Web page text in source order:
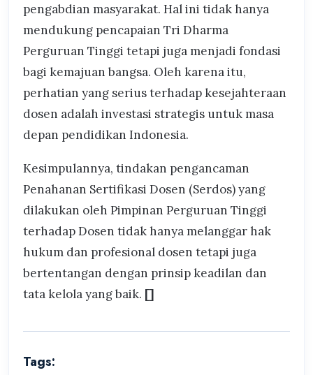
pengabdian masyarakat. Hal ini tidak hanya
mendukung pencapaian Tri Dharma
Perguruan Tinggi tetapi juga menjadi fondasi
bagi kemajuan bangsa. Oleh karena itu,
perhatian yang serius terhadap kesejahteraan
dosen adalah investasi strategis untuk masa
depan pendidikan Indonesia.
Kesimpulannya, tindakan pengancaman
Penahanan Sertifikasi Dosen (Serdos) yang
dilakukan oleh Pimpinan Perguruan Tinggi
terhadap Dosen tidak hanya melanggar hak
hukum dan profesional dosen tetapi juga
bertentangan dengan prinsip keadilan dan
tata kelola yang baik. []
Tags: